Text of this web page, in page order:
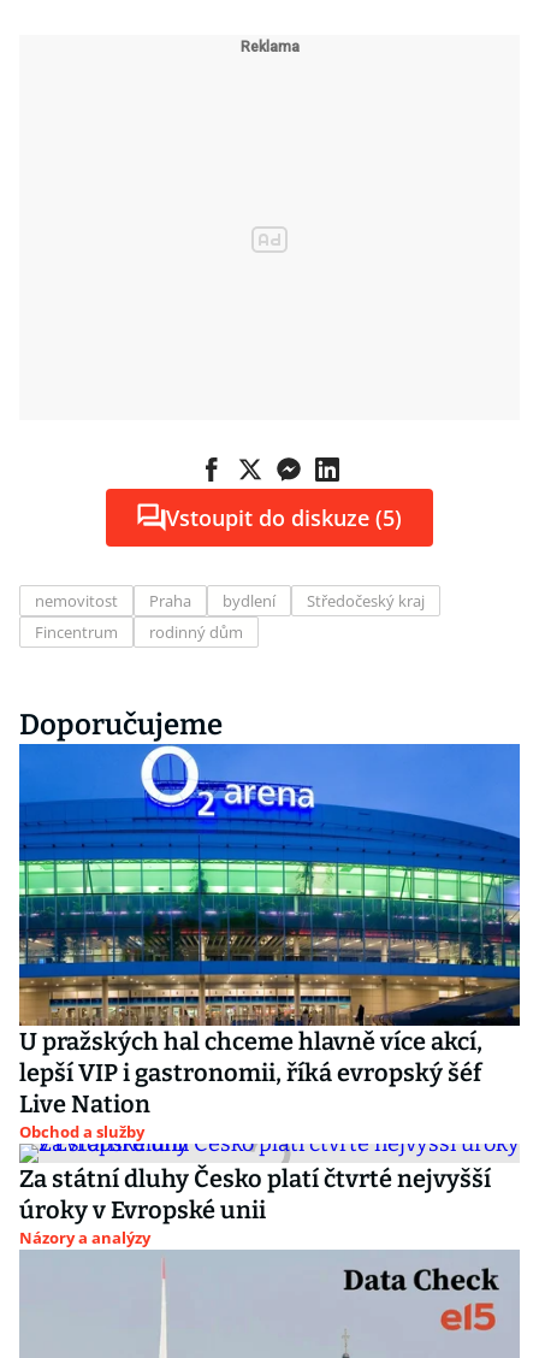
Vstoupit do diskuze (5)
nemovitost Praha bydlení
Středočeský kraj
Fincentrum
rodinný dům
Doporučujeme
U pražských hal chceme hlavně více akcí,
lepší VIP i gastronomii, říká evropský šéf
Live Nation
Obchod a služby
Za státní dluhy Česko platí čtvrté nejvyšší
úroky v Evropské unii
Názory a analýzy